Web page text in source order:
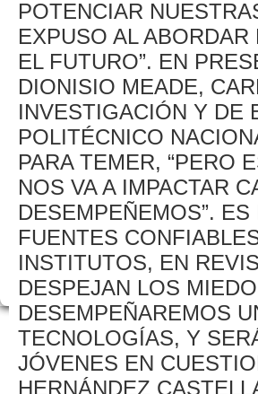
POTENCIAR
EXPUSO AL
EL FUTURO”. EN
DIONISIO MEADE,
INVESTIGACIÓN Y DE
POLITÉCNICO
PARA TEMER, “PERO
NOS VA A IMPACTAR
DESEMPEÑEMOS”.
FUENTES
INSTITUTOS, EN
DESPEJAN LOS
DESEMPEÑAREMOS
TECNOLOGÍAS, Y
JÓVENES EN
HERNÁNDEZ